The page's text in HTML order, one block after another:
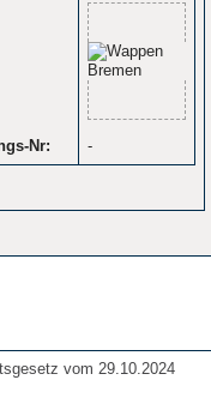
Nr: -
vom 29.10.2024